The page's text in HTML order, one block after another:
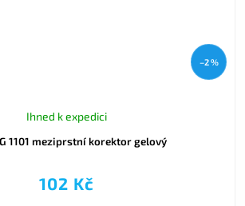
–2 %
1101 meziprstní korektor gelový
Ihned k expedici
102 Kč